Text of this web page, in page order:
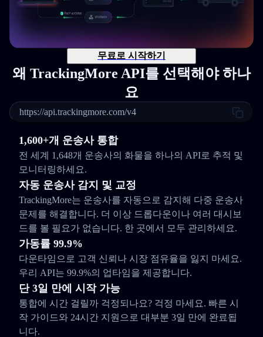
무료로 시작하기
왜 TrackingMore API를 선택해야 하나
요
https://api.trackingmore.com/v4
1,600+개 운송사 통합
전 세계 1,648개 운송사의 화물을 하나의 API로 추적 및
모니터링하세요.
자동 운송사 감지 및 교정
TrackingMore는 운송사를 자동으로 감지해 다중 운송사
문제를 해결합니다. 더 이상 드롭다운이나 여러 대시보
드를 볼 필요가 없습니다. 한 곳에서 모두 관리하세요.
가동률 99.9%
다운타임으로 고객 신뢰나 시장 점유율을 잃지 마세요.
우리 API는 99.9%의 업타임을 제공합니다.
단 3일 만에 시작 가능
통합에 시간 걸릴까 걱정되나요? 걱정 마세요. 빠른 시
작 가이드와 24시간 지원으로 대부분 3일 만에 완료됩
니다.